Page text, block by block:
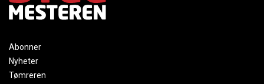
Abonner
Nyheter
Tømreren